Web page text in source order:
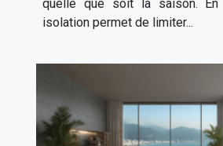
quelle que soit la saison.
isolation permet de limiter...